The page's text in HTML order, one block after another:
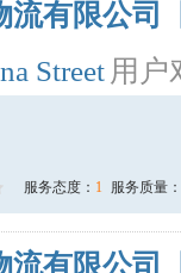
流有限公司
Street 用户
服务态度： 1 服务质量：
流有限公司